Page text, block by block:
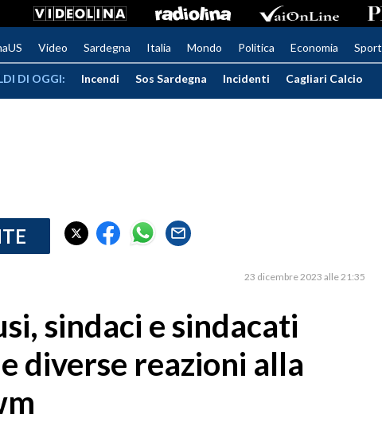
Video Sardegna Italia Mondo Politica Economia Sport
DI OGGI: Incendi Sos Sardegna Incidenti Cagliari Calcio
23 dicembre 2023 alle 21:35
sindaci e sindacati
diverse reazioni alla